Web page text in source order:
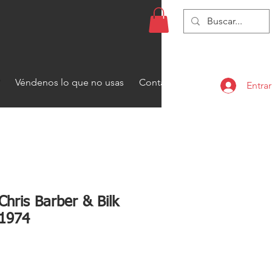
Véndenos lo que no usas Contacto Entrar
Barber & Bilk